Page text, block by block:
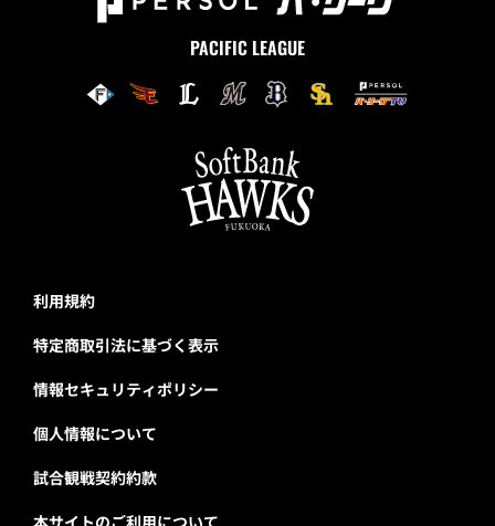
PACIFIC LEAGUE
利用規約
特定商取引法に基づく表示
情報セキュリティポリシー
個人情報について
試合観戦契約約款
本サイトのご利用について